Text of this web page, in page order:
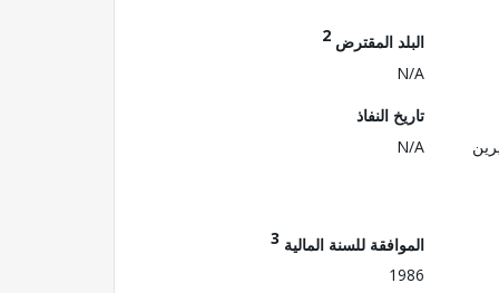
البلد المقترض 2
N/A
تاريخ النفاذ
N/A
الموافقة للسنة المالية 3
1986